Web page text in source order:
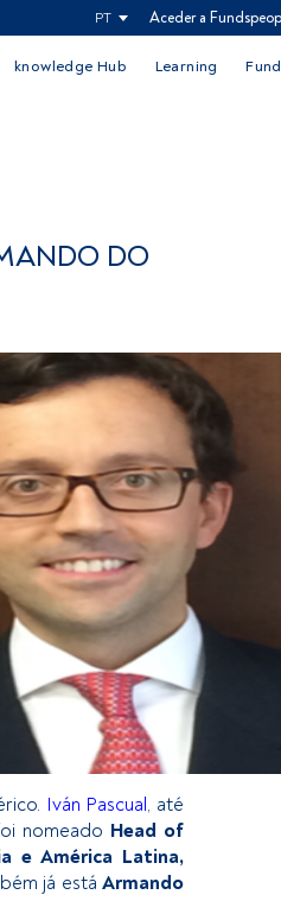
PT Aceder a
knowledge Hub Learning
DO
Iván Pascual, até
nomeado Head of
e América Latina,
já está Armando